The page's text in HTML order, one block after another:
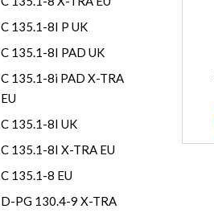
C 135.1-8I P UK
C 135.1-8I PAD UK
C 135.1-8i PAD X-TRA
EU
C 135.1-8I UK
C 135.1-8I X-TRA EU
C 135.1-8 EU
D-PG 130.4-9 X-TRA